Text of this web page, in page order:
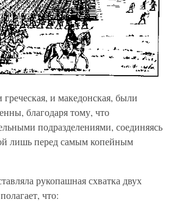
и македонская, были
благодаря тому, что
подразделениями, соединяясь
лишь перед самым копейным
рукопашная схватка двух
что: